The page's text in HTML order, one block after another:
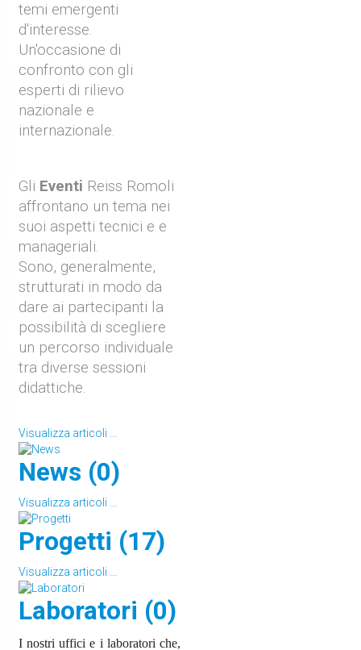
temi emergenti
d'interesse.
Un'occasione di
confronto con gli
esperti di rilievo
nazionale e
internazionale.
Gli Eventi Reiss Romoli
affrontano un tema nei
suoi aspetti tecnici e e
manageriali.
Sono, generalmente,
strutturati in modo da
dare ai partecipanti la
possibilità di scegliere
un percorso individuale
tra diverse sessioni
didattiche.
Visualizza articoli ...
News (0)
Visualizza articoli ...
Progetti (17)
Visualizza articoli ...
Laboratori (0)
I nostri uffici e i laboratori che,